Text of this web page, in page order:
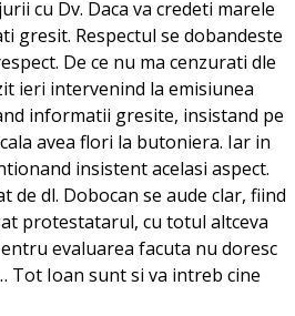
cu Dv. Daca va credeti marele
gresit. Respectul se dobandeste
De ce nu ma cenzurati dle
ieri intervenind la emisiunea
informatii gresite, insistand pe
avea flori la butoniera. Iar in
insistent acelasi aspect.
de dl. Dobocan se aude clar, fiind
protestatarul, cu totul altceva
evaluarea facuta nu doresc
Tot Ioan sunt si va intreb cine